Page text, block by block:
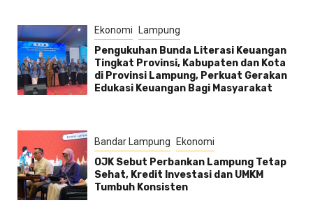
Ekonomi Lampung
Pengukuhan Bunda Literasi Keuangan
Tingkat Provinsi, Kabupaten dan Kota
di Provinsi Lampung, Perkuat Gerakan
Edukasi Keuangan Bagi Masyarakat
Bandar Lampung Ekonomi
OJK Sebut Perbankan Lampung Tetap
Sehat, Kredit Investasi dan UMKM
Tumbuh Konsisten